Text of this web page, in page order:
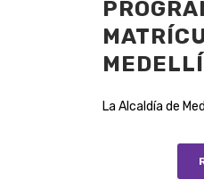
La Alcaldía de